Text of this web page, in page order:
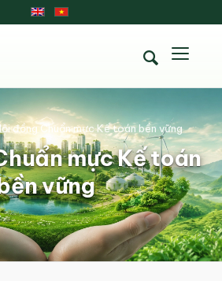
mực Kế toán
vững
đồng Chuẩn mực Kế toán bền vững